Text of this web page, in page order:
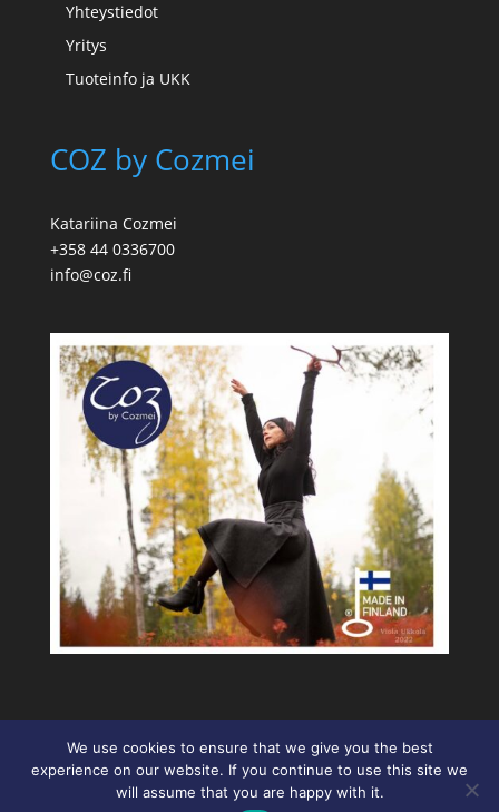
Yhteystiedot
Yritys
Tuoteinfo ja UKK
COZ by Cozmei
Katariina Cozmei
+358 44 0336700
info@coz.fi
We use cookies to ensure that we give you the best
experience on our website. If you continue to use this site we
will assume that you are happy with it.